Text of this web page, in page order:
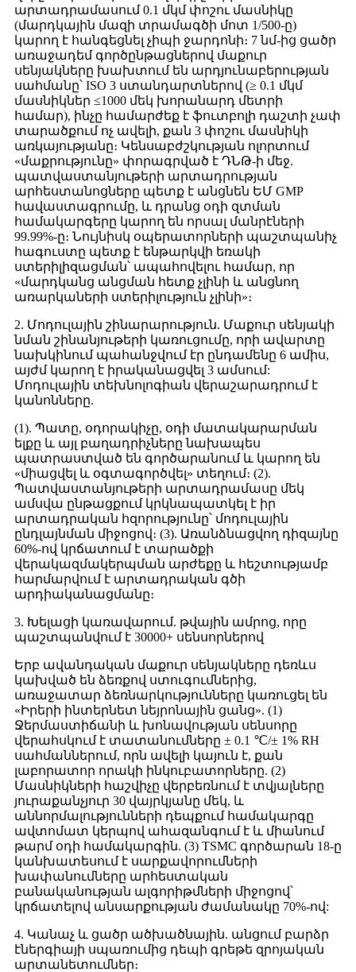
արտադրամասում 0.1 մկմ փոշու մասնիկը
(մարդկային մազի տրամագծի մոտ 1/500-ը)
կարող է հանգեցնել չիպի ջարդոնի։ 7 նմ-ից ցածր
առաջադեմ գործընթացներով մաքուր
սենյակները խախտում են արդյունաբերության
սահմանը՝ ISO 3 ստանդարտներով (≥ 0.1 մկմ
մասնիկներ ≤1000 մեկ խորանարդ մետրի
համար), ինչը համարժեք է ֆուտբոլի դաշտի չափ
տարածքում ոչ ավելի, քան 3 փոշու մասնիկի
առկայությանը։ Կենսաբժշկության ոլորտում
«մաքրությունը» փորագրված է ԴՆԹ-ի մեջ.
պատվաստանյութերի արտադրության
արհեստանոցները պետք է անցնեն ԵՄ GMP
հավաստագրումը, և դրանց օդի զտման
համակարգերը կարող են որսալ մանրէների
99.99%-ը։ Նույնիսկ օպերատորների պաշտպանիչ
հագուստը պետք է ենթարկվի եռակի
ստերիլիզացման՝ ապահովելու համար, որ
«մարդկանց անցման հետք չլինի և անցնող
առարկաների ստերիլություն չլինի»։
2. Մոդուլային շինարարություն. Մաքուր սենյակի
նման շինանյութերի կառուցումը, որի ավարտը
նախկինում պահանջվում էր ընդամենը 6 ամիս,
այժմ կարող է իրականացվել 3 ամսում:
Մոդուլային տեխնոլոգիան վերաշարադրում է
կանոնները.
(1). Պատը, օդորակիչը, օդի մատակարարման
ելքը և այլ բաղադրիչները նախապես
պատրաստված են գործարանում և կարող են
«միացվել և օգտագործվել» տեղում։ (2).
Պատվաստանյութերի արտադրամասը մեկ
ամսվա ընթացքում կրկնապատկել է իր
արտադրական հզորությունը՝ մոդուլային
ընդլայնման միջոցով։ (3). Առանձնացվող դիզայնը
60%-ով կրճատում է տարածքի
վերակազմակերպման արժեքը և հեշտությամբ
հարմարվում է արտադրական գծի
արդիականացմանը։
3. Խելացի կառավարում. թվային ամրոց, որը
պաշտպանվում է 30000+ սենսորներով
Երբ ավանդական մաքուր սենյակները դեռևս
կախված են ձեռքով ստուգումներից,
առաջատար ձեռնարկությունները կառուցել են
«Իրերի ինտերնետ նեյրոնային ցանց». (1)
Ջերմաստիճանի և խոնավության սենսորը
վերահսկում է տատանումները ± 0.1 ℃/± 1% RH
սահմաններում, որն ավելի կայուն է, քան
լաբորատոր որակի ինկուբատորները. (2)
Մասնիկների հաշվիչը վերբեռնում է տվյալները
յուրաքանչյուր 30 վայրկյանը մեկ, և
աննորմալությունների դեպքում համակարգը
ավտոմատ կերպով ահազանգում է և միանում
թարմ օդի համակարգին. (3) TSMC գործարան 18-ը
կանխատեսում է սարքավորումների
խափանումները արհեստական ​​
բանականության ալգորիթմների միջոցով՝
կրճատելով անսարքության ժամանակը 70%-ով:
4. Կանաչ և ցածր ածխածնային. անցում բարձր
էներգիայի սպառումից դեպի գրեթե զրոյական
արտանետումներ։